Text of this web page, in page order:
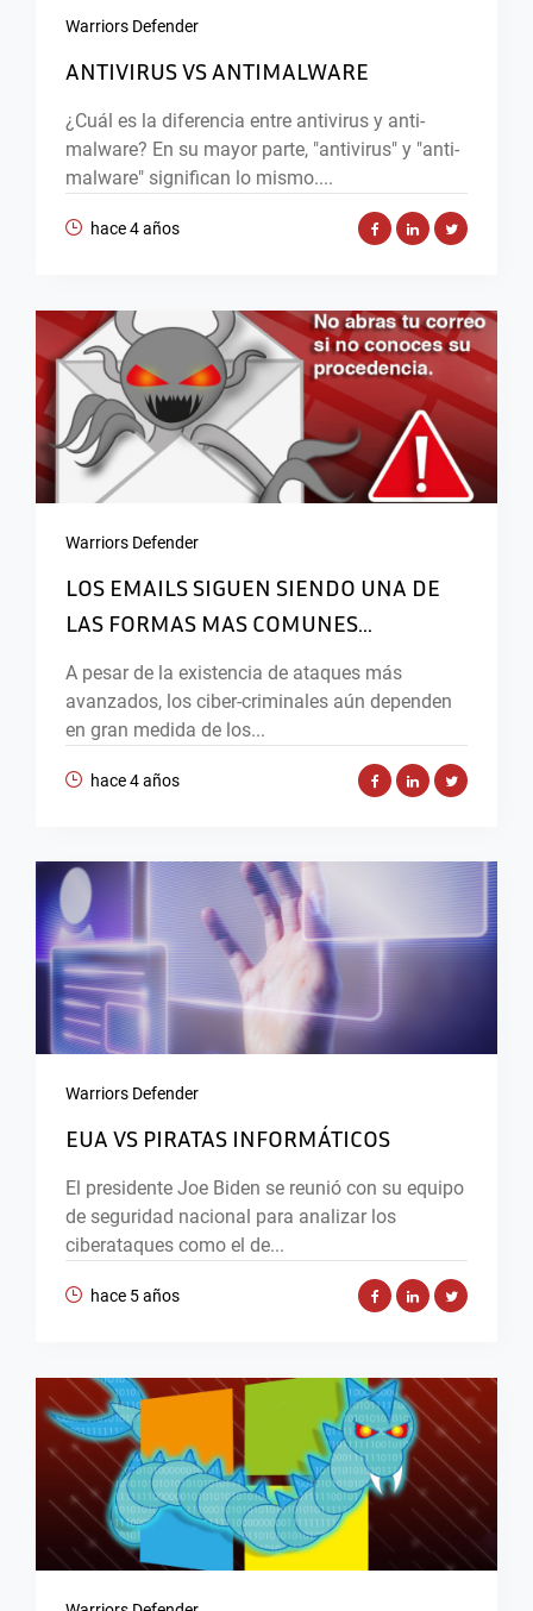
Warriors Defender
ANTIVIRUS VS ANTIMALWARE
¿Cuál es la diferencia entre antivirus y anti-
malware? En su mayor parte, "antivirus" y "anti-
malware" significan lo mismo....
hace 4 años
Warriors Defender
LOS EMAILS SIGUEN SIENDO UNA DE
LAS FORMAS MAS COMUNES...
A pesar de la existencia de ataques más
avanzados, los ciber-criminales aún dependen
en gran medida de los...
hace 4 años
Warriors Defender
EUA VS PIRATAS INFORMÁTICOS
El presidente Joe Biden se reunió con su equipo
de seguridad nacional para analizar los
ciberataques como el de...
hace 5 años